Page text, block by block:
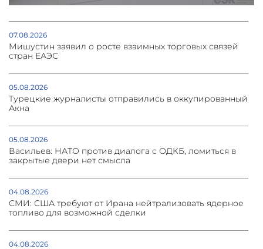
07.08.2026
Мишустин заявил о росте взаимных торговых связей
стран ЕАЭС
05.08.2026
Турецкие журналисты отправились в оккупированный
Акна
05.08.2026
Васильев: НАТО против диалога с ОДКБ, ломиться в
закрытые двери нет смысла
04.08.2026
СМИ: США требуют от Ирана нейтрализовать ядерное
топливо для возможной сделки
04.08.2026